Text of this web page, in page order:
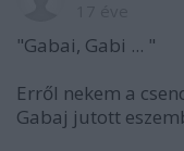
"Gabai, Gabi ... "
Erről nekem a
Gabaj jutott